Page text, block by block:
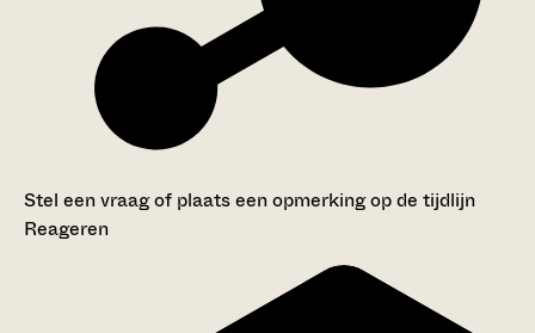
Stel een vraag of plaats een opmerking op de tijdlijn
Reageren